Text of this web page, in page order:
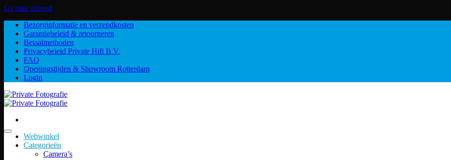
Ga naar inhoud
Bezorginformatie en verzendkosten
Garantiebeleid & retourneren
Betaalmethoden
Privacybeleid Private Hifi B.V.
FAQ
Openingstijden & Showroom Rotterdam
Login
Webwinkel
Categorieën
Camera’s